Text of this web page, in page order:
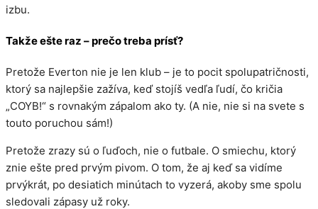
izbu.
Takže ešte raz – prečo treba prísť?
Pretože Everton nie je len klub – je to pocit spolupatričnosti,
ktorý sa najlepšie zažíva, keď stojíš vedľa ľudí, čo kričia
„COYB!“ s rovnakým zápalom ako ty. (A nie, nie si na svete s
touto poruchou sám!)
Pretože zrazy sú o ľuďoch, nie o futbale. O smiechu, ktorý
znie ešte pred prvým pivom. O tom, že aj keď sa vidíme
prvýkrát, po desiatich minútach to vyzerá, akoby sme spolu
sledovali zápasy už roky.